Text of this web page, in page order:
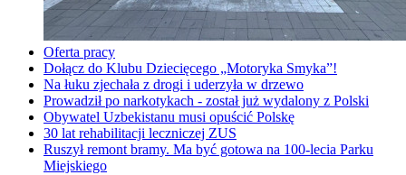
Oferta pracy
Dołącz do Klubu Dziecięcego „Motoryka Smyka”!
Na łuku zjechała z drogi i uderzyła w drzewo
Prowadził po narkotykach - został już wydalony z Polski
Obywatel Uzbekistanu musi opuścić Polskę
30 lat rehabilitacji leczniczej ZUS
Ruszył remont bramy. Ma być gotowa na 100-lecia Parku
Miejskiego